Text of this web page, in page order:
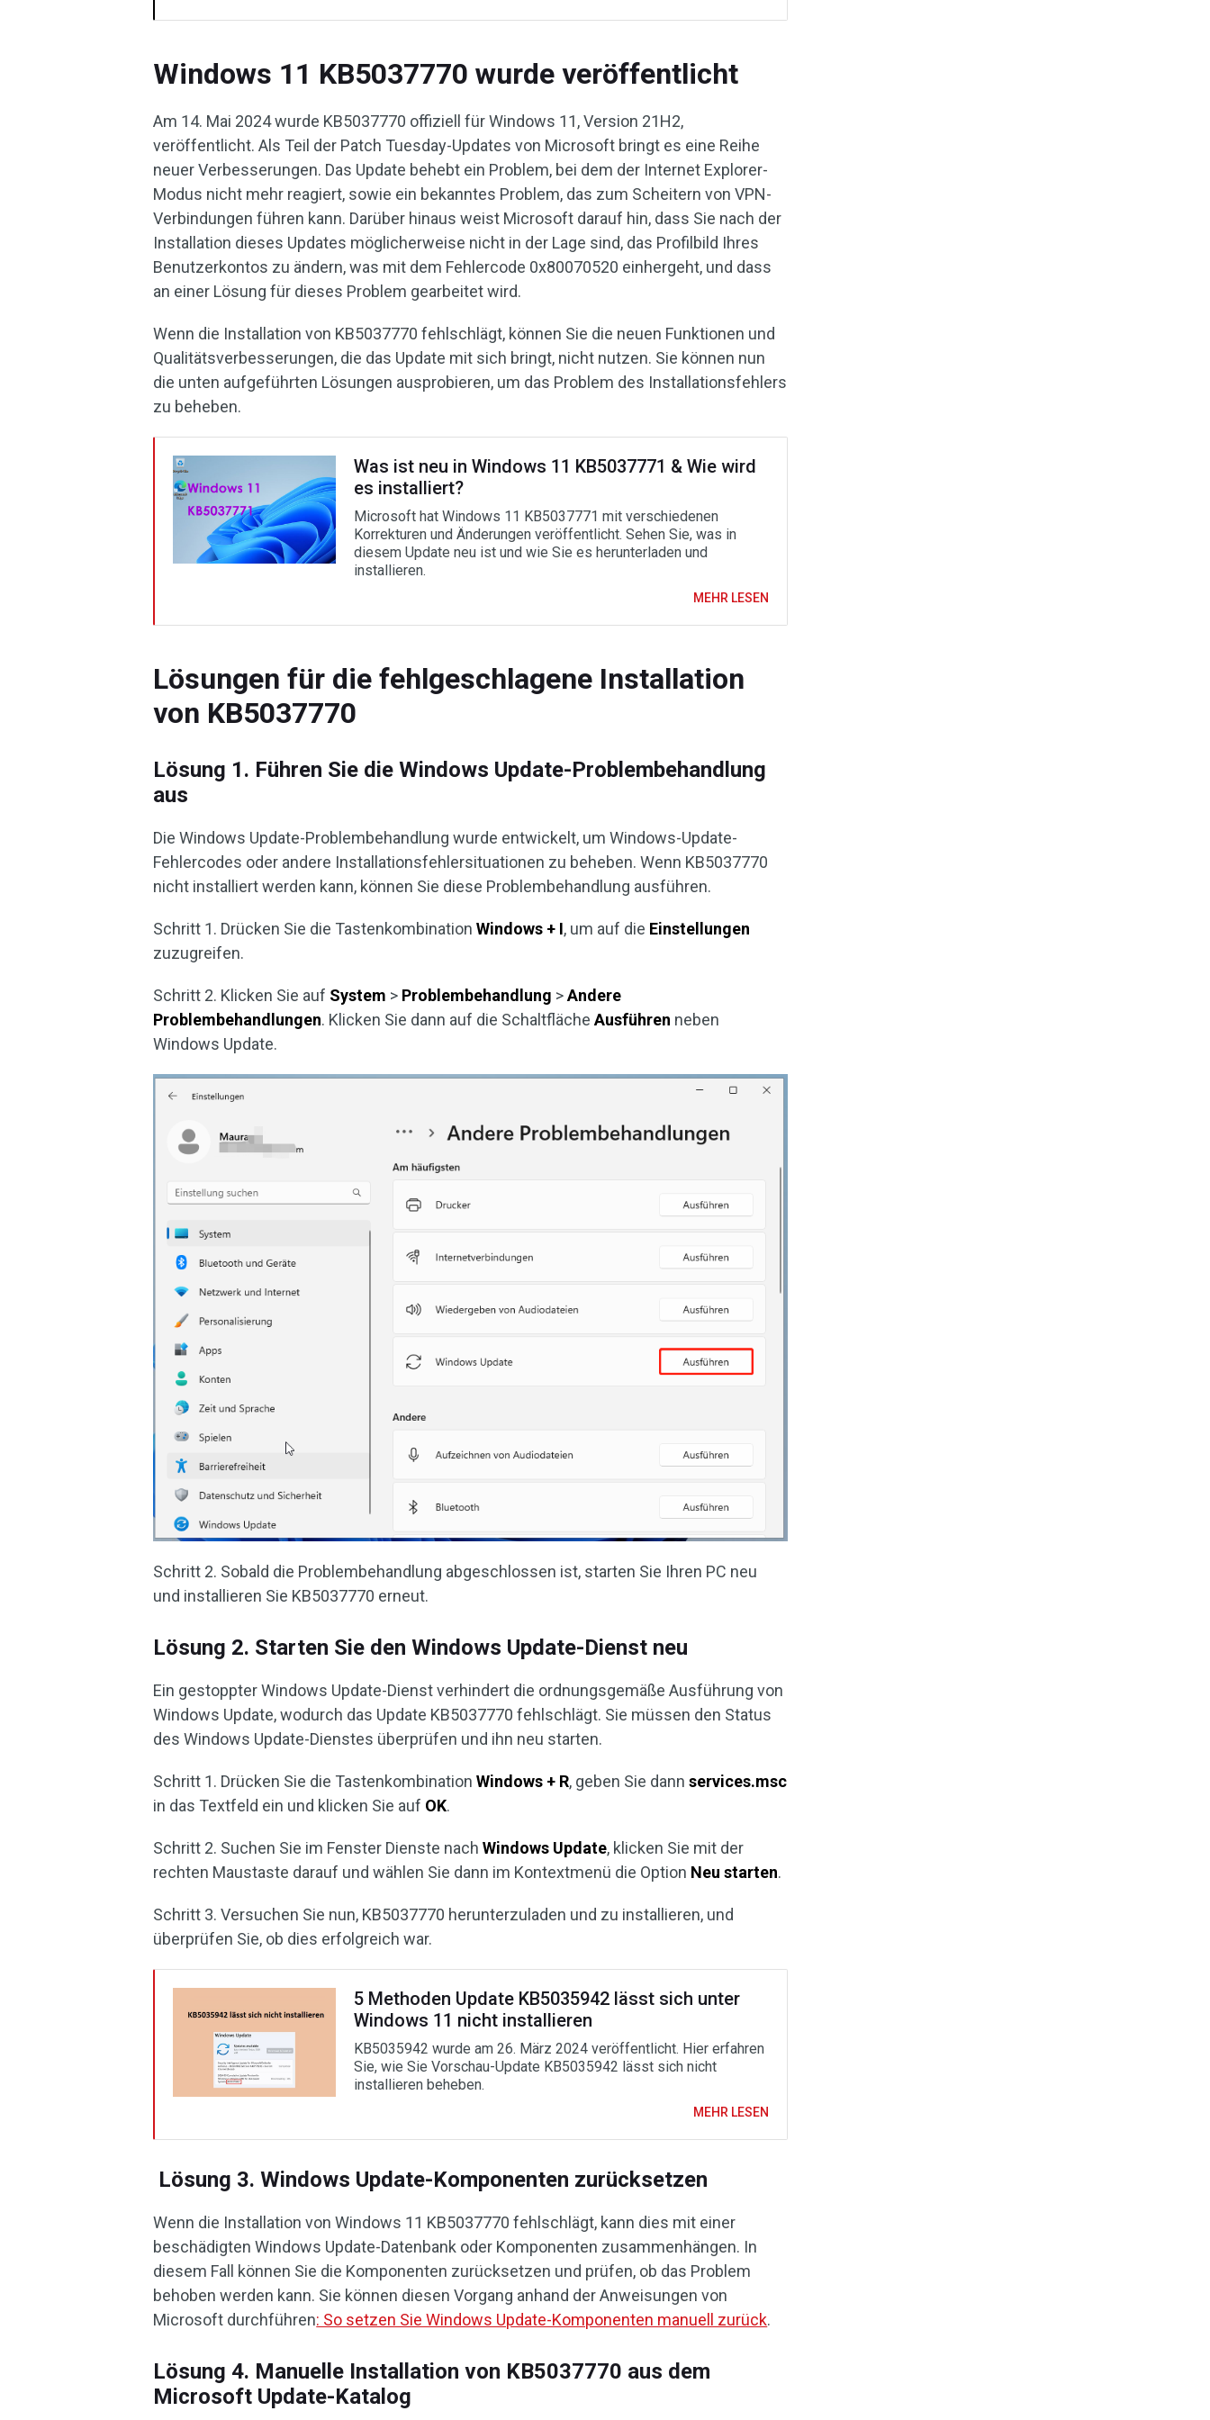
Windows 11 KB5037770 wurde veröffentlicht
Am 14. Mai 2024 wurde KB5037770 offiziell für Windows 11, Version 21H2,
veröffentlicht. Als Teil der Patch Tuesday-Updates von Microsoft bringt es eine Reihe
neuer Verbesserungen. Das Update behebt ein Problem, bei dem der Internet Explorer-
Modus nicht mehr reagiert, sowie ein bekanntes Problem, das zum Scheitern von VPN-
Verbindungen führen kann. Darüber hinaus weist Microsoft darauf hin, dass Sie nach der
Installation dieses Updates möglicherweise nicht in der Lage sind, das Profilbild Ihres
Benutzerkontos zu ändern, was mit dem Fehlercode 0x80070520 einhergeht, und dass
an einer Lösung für dieses Problem gearbeitet wird.
Wenn die Installation von KB5037770 fehlschlägt, können Sie die neuen Funktionen und
Qualitätsverbesserungen, die das Update mit sich bringt, nicht nutzen. Sie können nun
die unten aufgeführten Lösungen ausprobieren, um das Problem des Installationsfehlers
zu beheben.
Was ist neu in Windows 11 KB5037771 & Wie wird
es installiert?
Microsoft hat Windows 11 KB5037771 mit verschiedenen
Korrekturen und Änderungen veröffentlicht. Sehen Sie, was in
diesem Update neu ist und wie Sie es herunterladen und
installieren.
MEHR LESEN
Lösungen für die fehlgeschlagene Installation
von KB5037770
Lösung 1. Führen Sie die Windows Update-Problembehandlung
aus
Die Windows Update-Problembehandlung wurde entwickelt, um Windows-Update-
Fehlercodes oder andere Installationsfehlersituationen zu beheben. Wenn KB5037770
nicht installiert werden kann, können Sie diese Problembehandlung ausführen.
Schritt 1. Drücken Sie die TastenkombinationWindows + I, um auf die Einstellungen
zuzugreifen.
Schritt 2. Klicken Sie auf System > Problembehandlung >Andere
Problembehandlungen. Klicken Sie dann auf die SchaltflächeAusführen neben
Windows Update.
Schritt 2. Sobald die Problembehandlung abgeschlossen ist, starten Sie Ihren PC neu
und installieren Sie KB5037770 erneut.
Lösung 2. Starten Sie den Windows Update-Dienst neu
Ein gestoppter Windows Update-Dienst verhindert die ordnungsgemäße Ausführung von
Windows Update, wodurch das Update KB5037770 fehlschlägt. Sie müssen den Status
des Windows Update-Dienstes überprüfen und ihn neu starten.
Schritt 1. Drücken Sie die TastenkombinationWindows + R, geben Sie dannservices.msc
in das Textfeld ein und klicken Sie auf OK.
Schritt 2. Suchen Sie im Fenster Dienste nachWindows Update, klicken Sie mit der
rechten Maustaste darauf und wählen Sie dann im Kontextmenü die Option Neu starten.
Schritt 3. Versuchen Sie nun, KB5037770 herunterzuladen und zu installieren, und
überprüfen Sie, ob dies erfolgreich war.
5 Methoden Update KB5035942 lässt sich unter
Windows 11 nicht installieren
KB5035942 wurde am 26. März 2024 veröffentlicht. Hier erfahren
Sie, wie Sie Vorschau-Update KB5035942 lässt sich nicht
installieren beheben.
MEHR LESEN
Lösung 3. Windows Update-Komponenten zurücksetzen
Wenn die Installation von Windows 11 KB5037770 fehlschlägt, kann dies mit einer
beschädigten Windows Update-Datenbank oder Komponenten zusammenhängen. In
diesem Fall können Sie die Komponenten zurücksetzen und prüfen, ob das Problem
behoben werden kann. Sie können diesen Vorgang anhand der Anweisungen von
Microsoft durchführen: So setzen Sie Windows Update-Komponenten manuell zurück.
Lösung 4. Manuelle Installation von KB5037770 aus dem
Microsoft Update-Katalog